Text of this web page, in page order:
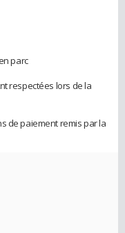
parc
respectées lors de la
de paiement remis par la